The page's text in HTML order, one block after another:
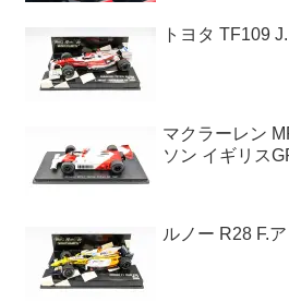
トヨタ TF109
マクラーレン
ソン イギリス
ルノー R28 F.